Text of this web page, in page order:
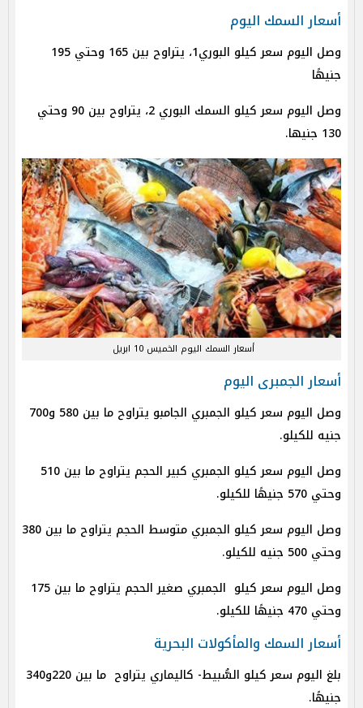
أسعار السمك اليوم
وصل اليوم سعر كيلو البوري1، يتراوح بين 165 وحتي 195
جنيهًا
وصل اليوم سعر كيلو السمك البوري 2، يتراوح بين 90 وحتي
130 جنيها.
أسعار السمك اليوم الخميس 10 ابريل
أسعار الجمبرى اليوم
وصل اليوم سعر كيلو الجمبري الجامبو يتراوح ما بين 580 و700
جنيه للكيلو.
وصل اليوم سعر كيلو الجمبري كبير الحجم يتراوح ما بين 510
وحتي 570 جنيهًا للكيلو.
وصل اليوم سعر كيلو الجمبري متوسط الحجم يتراوح ما بين 380
وحتي 500 جنيه للكيلو.
وصل اليوم سعر كيلو الجمبري صغير الحجم يتراوح ما بين 175
وحتي 470 جنيهًا للكيلو.
أسعار السمك والمأكولات البحرية
بلغ اليوم سعر كيلو السُّبيط- كاليماري يتراوح ما بين 220و340
جنيهًا.